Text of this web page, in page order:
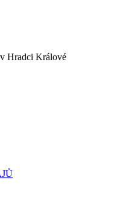
Hradci Králové